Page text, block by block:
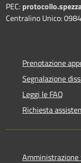
PEC:
Centralino Unico:
Prenotazione
Segnalazione
Leggi le FAQ
Richiesta